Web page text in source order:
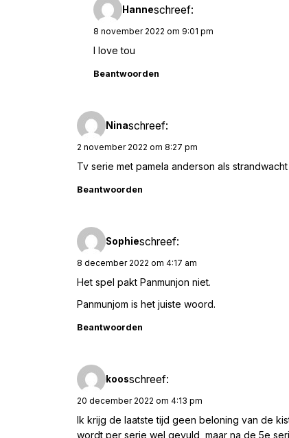
Hanneschreef:
8 november 2022 om 9:01 pm
I love tou
Beantwoorden
Ninaschreef:
2 november 2022 om 8:27 pm
Tv serie met pamela anderson als
Beantwoorden
Sophieschreef:
8 december 2022 om 4:17 am
Het spel pakt Panmunjon niet.
Panmunjom is het juiste woord.
Beantwoorden
koosschreef:
20 december 2022 om 4:13 pm
Ik krijg de laatste tijd geen beloning van de
wordt per serie wel gevuld, maar na de 5e